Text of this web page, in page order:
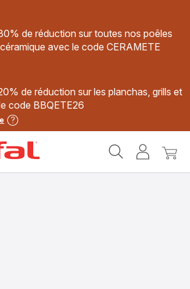
de réduction sur toutes nos poêles
avec le code CERAMETE
de réduction sur les planchas, grills et
code BBQETE26
MonMon